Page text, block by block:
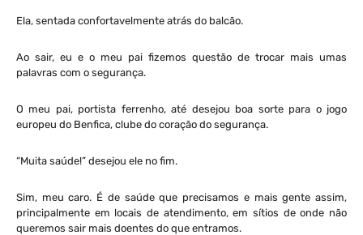
Ela, sentada confortavelmente atrás do balcão.
Ao sair, eu e o meu pai fizemos questão de trocar mais umas
palavras com o segurança.
O meu pai, portista ferrenho, até desejou boa sorte para o jogo
europeu do Benfica, clube do coração do segurança.
“Muita saúde!” desejou ele no fim.
Sim, meu caro. É de saúde que precisamos e mais gente assim,
principalmente em locais de atendimento, em sítios de onde não
queremos sair mais doentes do que entramos.